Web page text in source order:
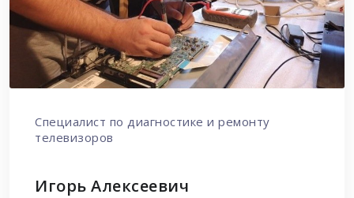
Специалист по диагностике и ремонту
телевизоров
Игорь Алексеевич